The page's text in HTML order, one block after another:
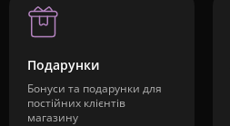
Подарунки
Бонуси та подарунки для
постійних клієнтів
магазину